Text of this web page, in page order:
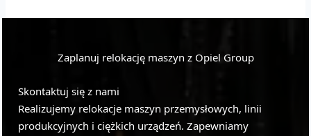
Zaplanuj relokację maszyn z Opiel Group
Skontaktuj się z nami
Realizujemy relokacje maszyn przemysłowych, linii
produkcyjnych i ciężkich urządzeń. Zapewniamy